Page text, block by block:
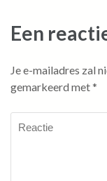
Een
Je e-mailadres zal
gemarkeerd met*